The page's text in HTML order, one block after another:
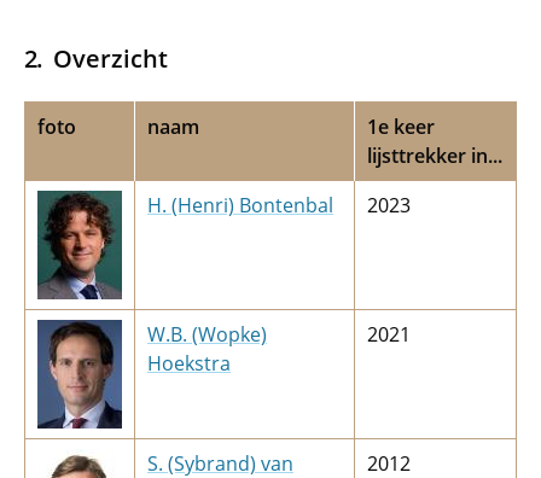
Overzicht
foto naam
1e keer
lijsttrekker in...
H. (Henri) Bontenbal
2023
W.B. (Wopke)
Hoekstra
2021
S. (Sybrand) van
2012